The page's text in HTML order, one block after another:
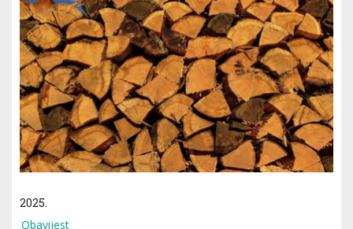
2025.
Obavijest